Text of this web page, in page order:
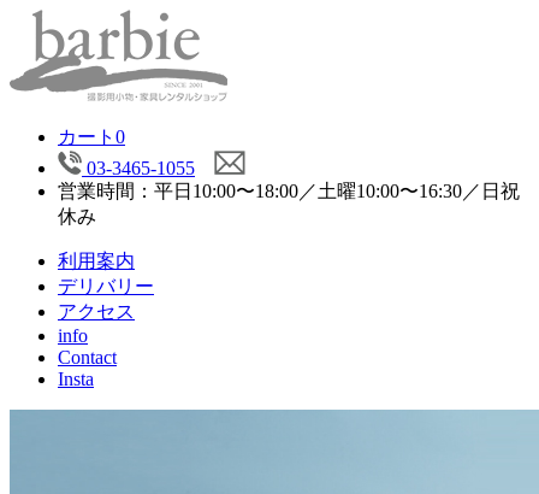
カート 0
03-3465-1055
営業時間：平日10:00〜18:00／土曜10:00〜16:30／日祝
休み
利用案内
デリバリー
アクセス
info
Contact
Insta